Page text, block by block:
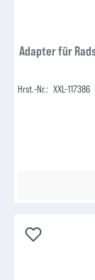
Adapter für
Hrst.-Nr.: XXL-117386